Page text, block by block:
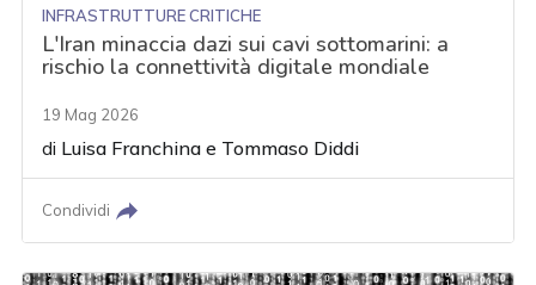
INFRASTRUTTURE CRITICHE
L'Iran minaccia dazi sui cavi sottomarini: a
rischio la connettività digitale mondiale
19 Mag 2026
di Luisa Franchina e Tommaso Diddi
Condividi